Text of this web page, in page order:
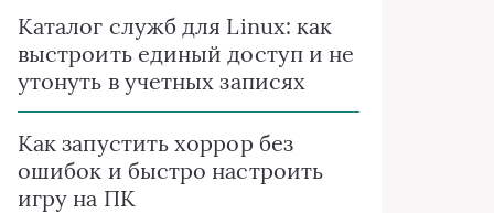
Каталог служб для Linux: как
выстроить единый доступ и не
утонуть в учетных записях
Как запустить хоррор без
ошибок и быстро настроить
игру на ПК